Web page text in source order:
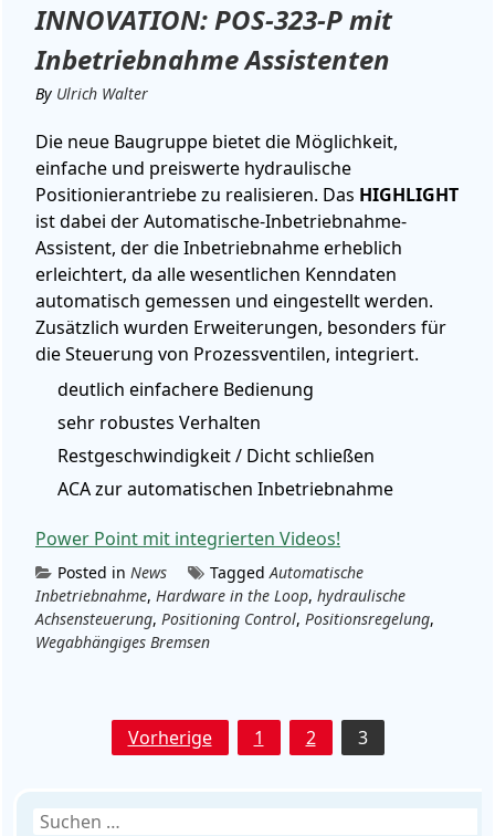
INNOVATION: POS-323-P mit
Inbetriebnahme Assistenten
By Ulrich Walter
Die neue Baugruppe bietet die Möglichkeit,
einfache und preiswerte hydraulische
Positionierantriebe zu realisieren. Das HIGHLIGHT
ist dabei der Automatische-Inbetriebnahme-
Assistent, der die Inbetriebnahme erheblich
erleichtert, da alle wesentlichen Kenndaten
automatisch gemessen und eingestellt werden.
Zusätzlich wurden Erweiterungen, besonders für
die Steuerung von Prozessventilen, integriert.
deutlich einfachere Bedienung
sehr robustes Verhalten
Restgeschwindigkeit / Dicht schließen
ACA zur automatischen Inbetriebnahme
Power Point mit integrierten Videos!
Posted in News TaggedAutomatische
Inbetriebnahme, Hardware in the Loop, hydraulische
Achsensteuerung, Positioning Control, Positionsregelung,
Wegabhängiges Bremsen
Seitennummerierung
Vorherige 1 2 3
Suchen